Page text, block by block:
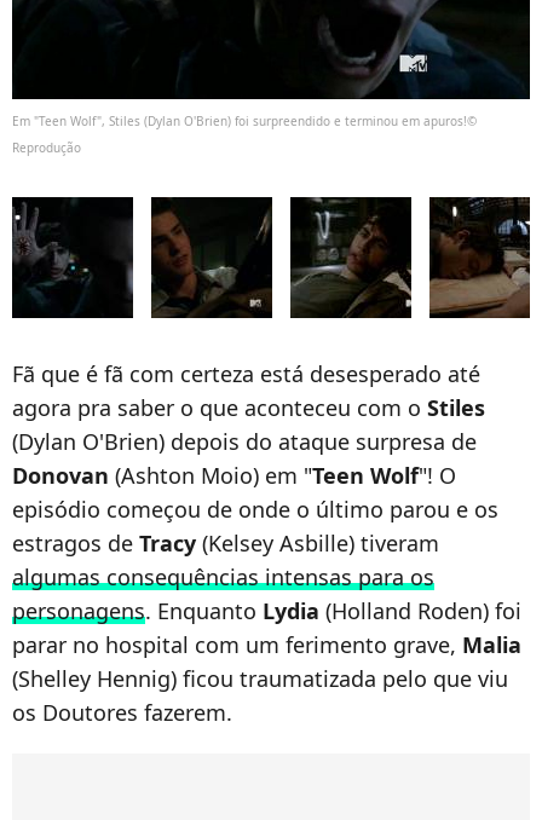
Em "Teen Wolf", Stiles (Dylan O'Brien) foi surpreendido e terminou em apuros!©
Reprodução
Fã que é fã com certeza está desesperado até
agora pra saber o que aconteceu com o Stiles
(Dylan O'Brien) depois do ataque surpresa de
Donovan (Ashton Moio) em "Teen Wolf"! O
episódio começou de onde o último parou e os
estragos de Tracy (Kelsey Asbille) tiveram
algumas consequências intensas para os
personagens. Enquanto Lydia (Holland Roden) foi
parar no hospital com um ferimento grave, Malia
(Shelley Hennig) ficou traumatizada pelo que viu
os Doutores fazerem.